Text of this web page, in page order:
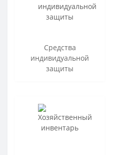
Средства
индивидуальной
защиты